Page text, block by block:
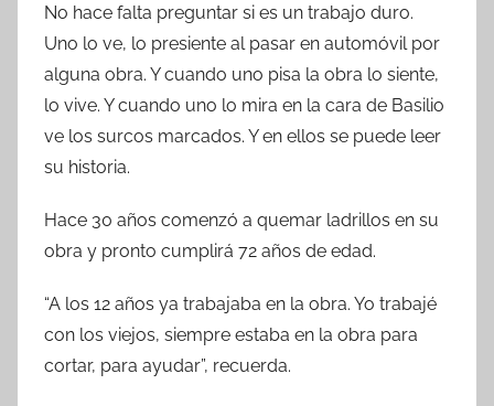
No hace falta preguntar si es un trabajo duro.
Uno lo ve, lo presiente al pasar en automóvil por
alguna obra. Y cuando uno pisa la obra lo siente,
lo vive. Y cuando uno lo mira en la cara de Basilio
ve los surcos marcados. Y en ellos se puede leer
su historia.
Hace 30 años comenzó a quemar ladrillos en su
obra y pronto cumplirá 72 años de edad.
“A los 12 años ya trabajaba en la obra. Yo trabajé
con los viejos, siempre estaba en la obra para
cortar, para ayudar”, recuerda.